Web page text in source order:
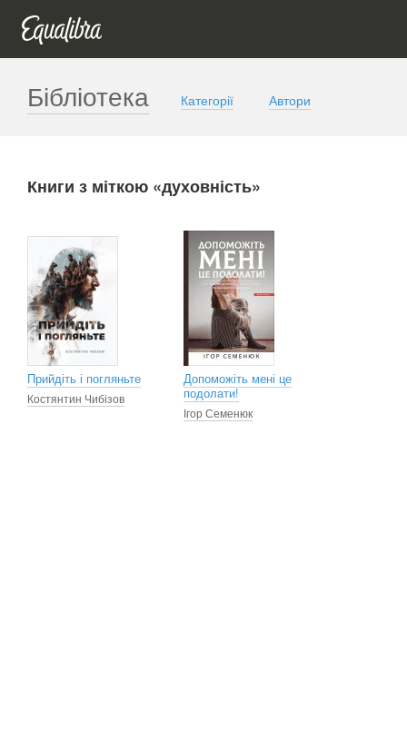
Бібліотека Категорії Автори
Книги з міткою «духовність»
Прийдіть і погляньте
Костянтин Чибізов
Допоможіть мені це
подолати!
Ігор Семенюк